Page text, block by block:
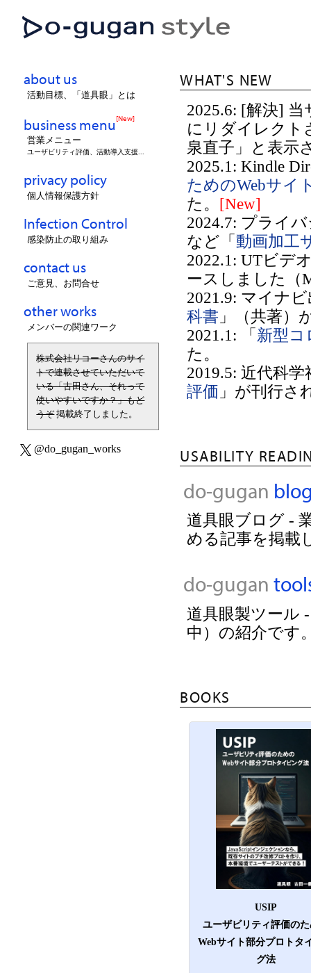
about us
活動目標、「道具眼」とは
business menu[New]
営業メニュー
ユーザビリティ評価、活動導入支援...
privacy policy
個人情報保護方針
Infection Control
感染防止の取り組み
contact us
ご意見、お問合せ
other works
メンバーの関連ワーク
株式会社リコーさんのサイ
トで連載させていただいて
いる「古田さん、それって
使いやすいですか？」もど
うぞ掲載終了しました。
@do_gugan_works
WHAT'S NEW
2025.6: [解決]
にリダイレクト
泉直子」と表示
2025.1: Kindle
ためのWebサイ
た。
[New]
2024.7: プライ
など「動画加工
2022.1: UTビデ
ースしました（
2021.9: マイナ
科書 」（共著）
2021.1: 「 新型コ
た。
2019.5: 近代科
評価 」が刊行さ
USABILITY
do-gugan
道具眼ブログ -
める記事を掲載
do-gugan
道具眼製ツール
中）の紹介です
BOOKS
USIP
ユーザビリティ評価の
Webサイト部分プロトタ
グ法